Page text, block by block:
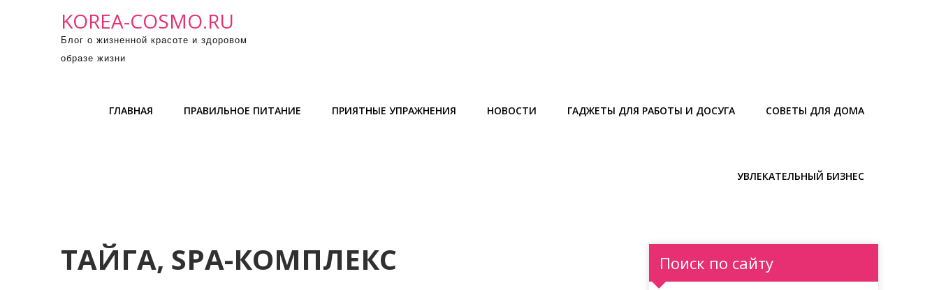
KOREA-COSMO.RU
Блог о жизненной красоте и здоровом
образе жизни
ГЛАВНАЯ ПРАВИЛЬНОЕ ПИТАНИЕ ПРИЯТНЫЕ УПРАЖНЕНИЯ НОВОСТИ ГАДЖЕТЫ ДЛЯ РАБОТЫ И ДОСУГА СОВЕТЫ ДЛЯ ДОМА
УВЛЕКАТЕЛЬНЫЙ БИЗНЕС
ТАЙГА, SPA-КОМПЛЕКС Поиск по сайту